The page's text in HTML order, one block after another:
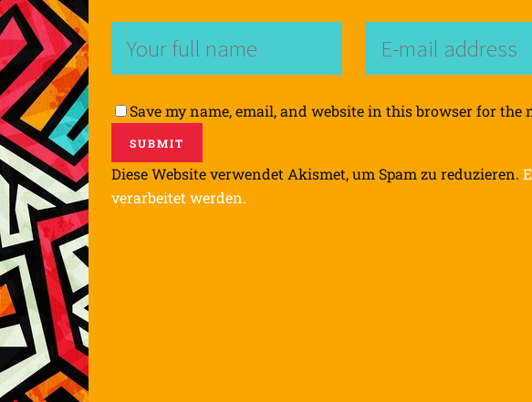
Save my name, email, and website in this browser for the
Diese Website verwendet Akismet, um Spam zu reduzieren.
verarbeitet werden.